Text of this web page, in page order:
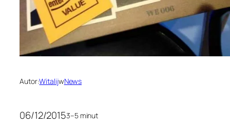
Autor:WitalijwNews
06/12/20153–5 minut